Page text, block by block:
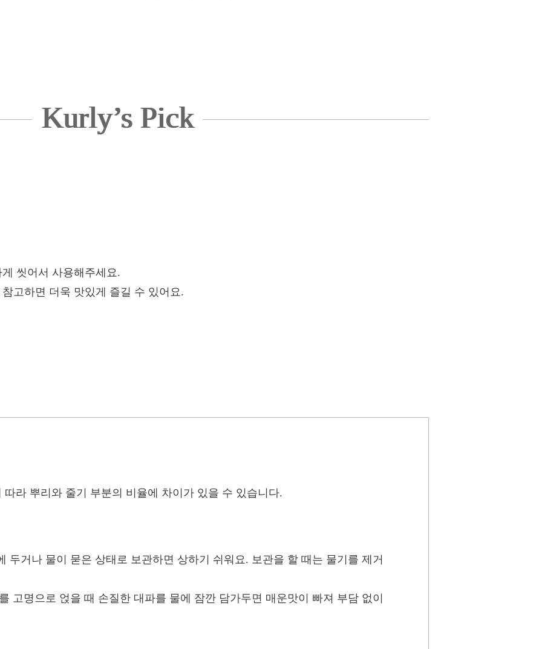
Kurly’s Pick
씻어서 사용해주세요.
고하면 더욱 맛있게 즐길 수 있어요.
라 뿌리와 줄기 부분의 비율에 차이가 있을 수 있습니다.
두거나 물이 묻은 상태로 보관하면 상하기 쉬워요. 보관을 할 때는 물기를 제거
고명으로 얹을 때 손질한 대파를 물에 잠깐 담가두면 매운맛이 빠져 부담 없이